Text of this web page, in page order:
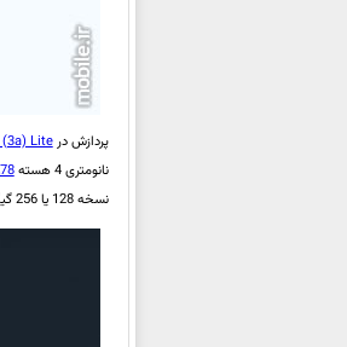
پردازش درLite
نانومتری 4 هسته
نسخه 128 یا 256 گیگابایتی ارائه شده و از امکان ارتقاء با کارت microSD‌ تا 2 ترابایت دیگر نیز پشتیبانی می‌کند.